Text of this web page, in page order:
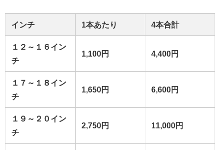
インチ 1本あたり 4本合計
１２～１６イン
チ
1,100円 4,400円
１７～１８イン
チ
1,650円 6,600円
１９～２０イン
チ
2,750円 11,000円